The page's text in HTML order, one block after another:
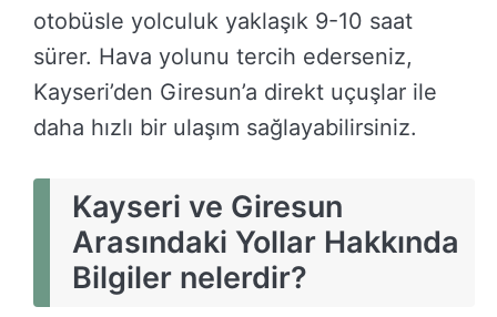
otobüsle yolculuk yaklaşık 9-10 saat
sürer. Hava yolunu tercih ederseniz,
Kayseri’den Giresun’a direkt uçuşlar ile
daha hızlı bir ulaşım sağlayabilirsiniz.
Kayseri ve Giresun
Arasındaki Yollar Hakkında
Bilgiler nelerdir?